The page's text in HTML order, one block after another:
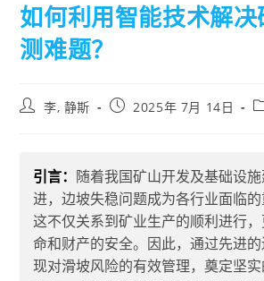
如何利用智能技术解
测难题？
李, 静斯 2025年 7月 14日
引言： 随着我国矿山开发及基础设
进，边坡失稳问题成为各行业面临的
这不仅关系到矿业生产的顺利进行
命和财产的安全。因此，通过先进
现对滑坡风险的有效管理，奠定坚